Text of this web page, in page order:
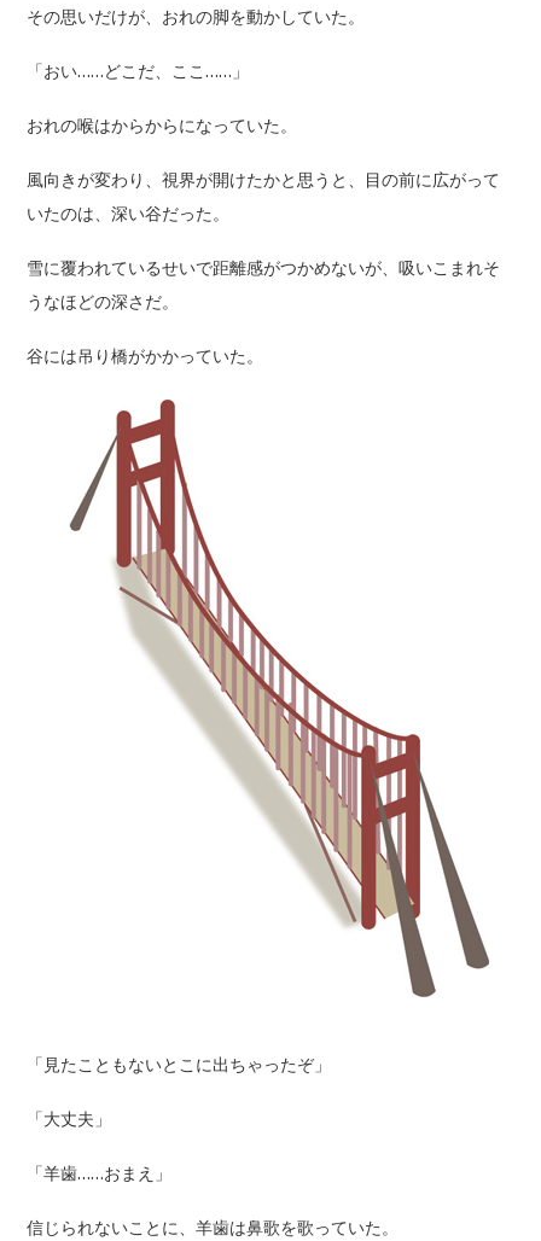
その思いだけが、おれの脚を動かしていた。
「おい……どこだ、ここ……」
おれの喉はからからになっていた。
風向きが変わり、視界が開けたかと思うと、目の前に広がって
いたのは、深い谷だった。
雪に覆われているせいで距離感がつかめないが、吸いこまれそ
うなほどの深さだ。
谷には吊り橋がかかっていた。
「見たこともないとこに出ちゃったぞ」
「大丈夫」
「羊歯……おまえ」
信じられないことに、羊歯は鼻歌を歌っていた。